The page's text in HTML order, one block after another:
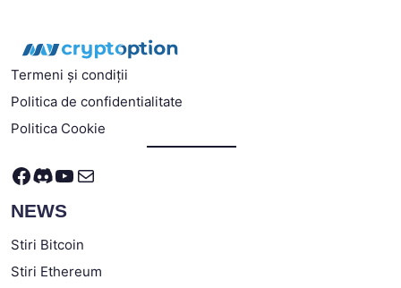
Termeni și condiții
Politica de confidentialitate
Politica Cookie
Facebook
Discord
YouTube
Mail
NEWS
Stiri Bitcoin
Stiri Ethereum